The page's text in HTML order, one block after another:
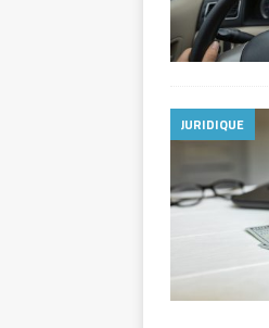
JURIDIQUE